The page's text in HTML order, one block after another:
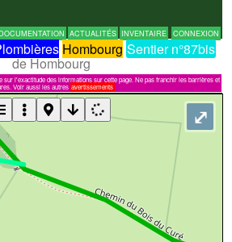
ACTUALITÉS INVENTAIRE CONNEXION
Hombourg Sentier n°87bis
de Hombourg
sur l'exactitude des informations sur cette page. Ne pas franchir les barrières et
Voir aussi les autres avertissements
⤢